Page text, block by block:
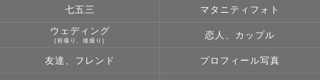
七五三 マタニティフォト
ウェディング
(前撮り、後撮り)
恋人、カップル
友達、フレンド プロフィール写真